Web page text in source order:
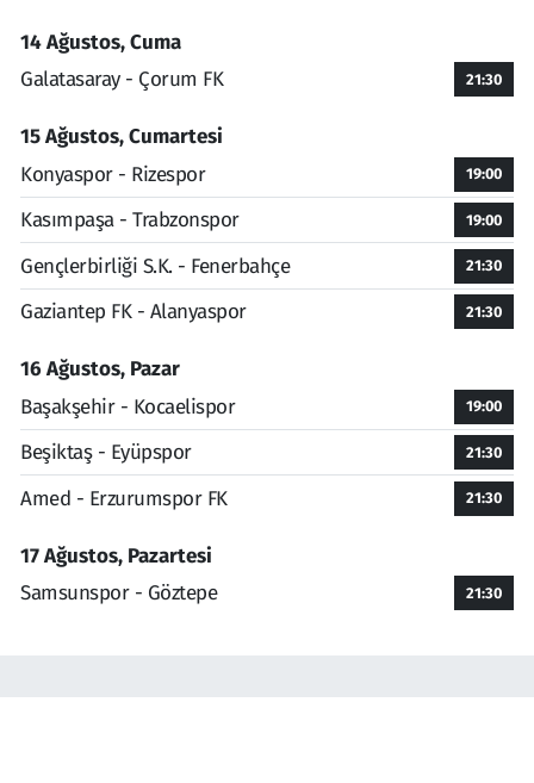
14 Ağustos, Cuma
Galatasaray - Çorum FK
21:30
15 Ağustos, Cumartesi
Konyaspor - Rizespor
19:00
Kasımpaşa - Trabzonspor 19:00
Gençlerbirliği S.K. - Fenerbahçe 21:30
Gaziantep FK - Alanyaspor 21:30
16 Ağustos, Pazar
Başakşehir - Kocaelispor
19:00
Beşiktaş - Eyüpspor 21:30
Amed - Erzurumspor FK 21:30
17 Ağustos, Pazartesi
Samsunspor - Göztepe
21:30